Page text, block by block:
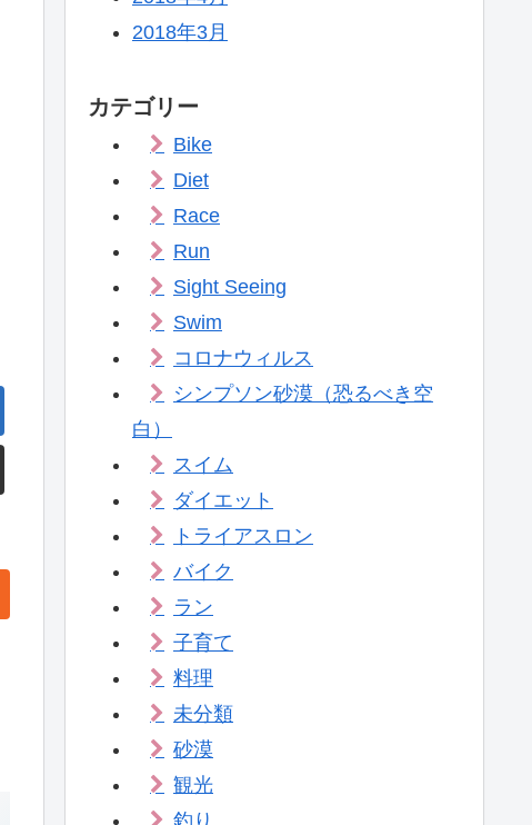
2018年3月
カテゴリー
Bike
Diet
Race
Run
Sight Seeing
Swim
コロナウィルス
シンプソン砂漠（恐るべき空
白）
スイム
ダイエット
トライアスロン
バイク
ラン
子育て
料理
未分類
砂漠
観光
釣り